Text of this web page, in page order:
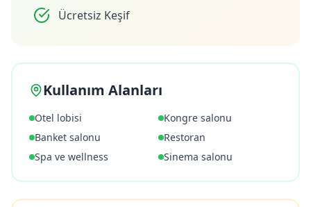
Ücretsiz Keşif
Kullanım Alanları
Otel lobisi
Kongre salonu
Banket salonu
Restoran
Spa ve wellness
Sinema salonu